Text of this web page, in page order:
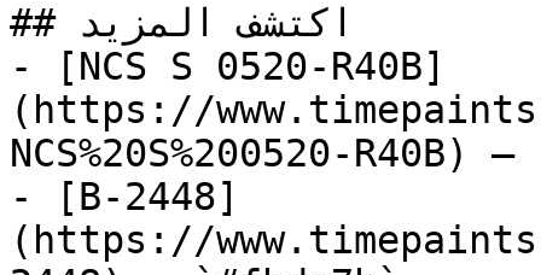
## اكتشف المزيد
- [NCS S 0520-R40B]
(https://
NCS%20S%200520-R40B)
- [B-2448]
(https://